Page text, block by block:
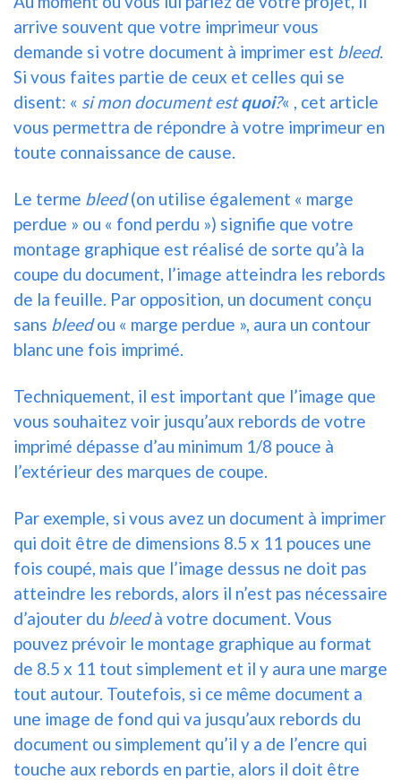
arrive souvent que votre imprimeur vous
demande si votre document à imprimer est bleed.
Si vous faites partie de ceux et celles qui se
disent: « si mon document estquoi?« , cet article
vous permettra de répondre à votre imprimeur en
toute connaissance de cause.
Le terme bleed(on utilise également « marge
perdue » ou « fond perdu ») signifie que votre
montage graphique est réalisé de sorte qu’à la
coupe du document, l’image atteindra les rebords
de la feuille. Par opposition, un document conçu
sans bleedou « marge perdue », aura un contour
blanc une fois imprimé.
Techniquement, il est important que l’image que
vous souhaitez voir jusqu’aux rebords de votre
imprimé dépasse d’au minimum 1/8 pouce à
l’extérieur des marques de coupe.
Par exemple, si vous avez un document à imprimer
qui doit être de dimensions 8.5 x 11 pouces une
fois coupé, mais que l’image dessus ne doit pas
atteindre les rebords, alors il n’est pas nécessaire
d’ajouter du bleedà votre document. Vous
pouvez prévoir le montage graphique au format
de 8.5 x 11 tout simplement et il y aura une marge
tout autour. Toutefois, si ce même document a
une image de fond qui va jusqu’aux rebords du
document ou simplement qu’il y a de l’encre qui
touche aux rebords en partie, alors il doit être